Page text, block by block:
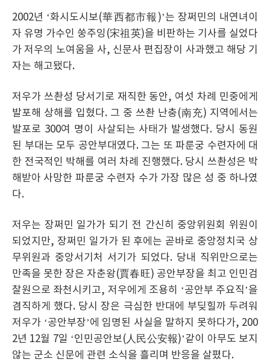
2002년 ‘화시도시보(華西都市報)’는 장쩌민의 내연녀이
자 유명 가수인 쑹주잉(宋祖英)을 비판하는 기사를 실었다
가 저우의 노여움을 사, 신문사 편집장이 사과했고 해당 기
자는 해고됐다.
저우가 쓰촨성 당서기로 재직한 동안, 여섯 차례 민중에게
발포해 상해를 입혔다. 그 중 쓰촨 난충(南充) 지역에서는
발포로 300여 명이 사살되는 사태가 발생했다. 당시 동원
된 부대는 모두 공안부대였다. 그는 또 파룬궁 수련자에 대
한 전국적인 박해를 여러 차례 진행했다. 당시 쓰촨성은 박
해받아 사망한 파룬궁 수련자 수가 가장 많은 성 중 하나였
다.
저우는 장쩌민 일가가 되기 전 간신히 중앙위원회 위원이
되었지만, 장쩌민 일가가 된 후에는 곧바로 중앙정치국 상
무위원과 중앙서기처 서기가 되었다. 당내 직위만으로는
만족을 못한 장은 자춘왕(賈春旺) 공안부장을 최고 인민검
찰원으로 좌천시키고, 저우에게 조용히 ‘공안부 주요직’을
겸직하게 했다. 당시 장은 극심한 반대에 부딪힐까 두려워
저우가 ‘공안부장’에 임명된 사실을 말하지 못하다가, 200
2년 12월 7일 ‘인민공안보(人民公安報)’같이 아무도 보지
않는 군소 신문에 관련 소식을 흘리며 반응을 살폈다.